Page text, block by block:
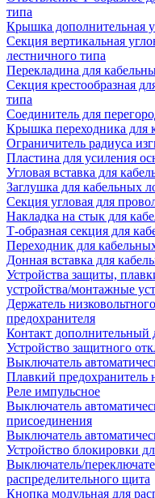
типа
Крышка дополнительная
Секция вертикальная
лестничного типа
Перекладина для
Секция крестообразная
типа
Соединитель для
Крышка переходника для
Ограничитель радиуса
Пластина для усиления
Угловая вставка для
Заглушка для кабельных
Секция угловая для
Накладка на стык для
Т-образная секция для
Переходник для
Донная вставка для
Устройства защиты,
устройства/монтажные
Держатель
предохранителя
Контакт дополнительный
Устройство защитного
Выключатель
Плавкий предохранитель
Реле импульсное
Выключатель
присоединения
Выключатель
Устройство блокировки
Выключатель/
распределительного щита
Кнопка модульная для